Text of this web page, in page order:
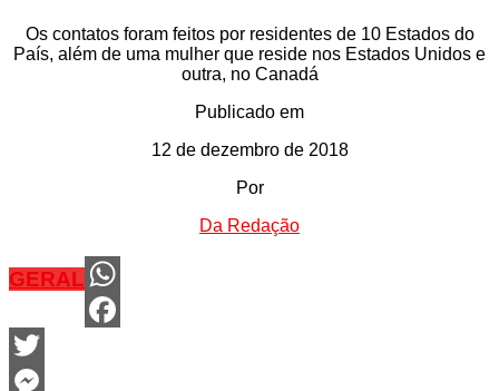
Os contatos foram feitos por residentes de 10 Estados do
País, além de uma mulher que reside nos Estados Unidos e
outra, no Canadá
Publicado em
12 de dezembro de 2018
Por
Da Redação
GERAL
WhatsApp
Facebook
Twitter